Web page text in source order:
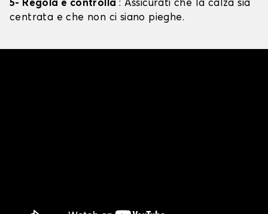
5- Regola e controlla : Assicurati che la calza sia
centrata e che non ci siano pieghe.